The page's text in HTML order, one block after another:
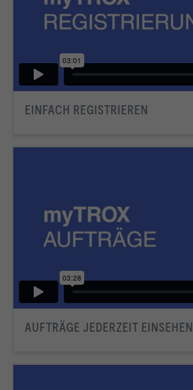
EINFACH REGISTRIEREN
AUFTRÄGE JEDERZEIT EINSEHEN